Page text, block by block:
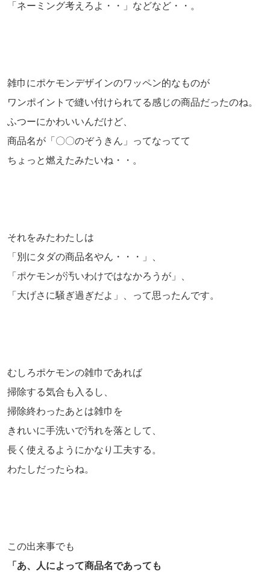
「ネーミング考えろよ・・」などなど・・。
雑巾にポケモンデザインのワッペン的なものが
ワンポイントで縫い付けられてる感じの商品だったのね。
ふつーにかわいいんだけど、
商品名が「〇〇のぞうきん」ってなってて
ちょっと燃えたみたいね・・。
それをみたわたしは
「別にタダの商品名やん・・・」、
「ポケモンが汚いわけではなかろうが」、
「大げさに騒ぎ過ぎだよ」、って思ったんです。
むしろポケモンの雑巾であれば
掃除する気合も入るし、
掃除終わったあとは雑巾を
きれいに手洗いで汚れを落として、
長く使えるようにかなり工夫する。
わたしだったらね。
この出来事でも
「あ、人によって商品名であっても